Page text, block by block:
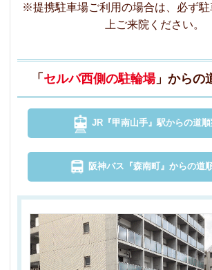
※提携駐車場ご利用の場合は、必ず
上ご来院ください。
「 セルバ西側の駐輪場」からの
JR『甲南山手』駅からの道順
阪神バス『森南町』からの道